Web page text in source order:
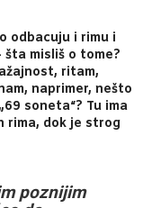
odbacuju i rimu i
misliš o tome?
ritam,
naprimer, nešto
soneta“? Tu ima
rima, dok je strog
poznijim